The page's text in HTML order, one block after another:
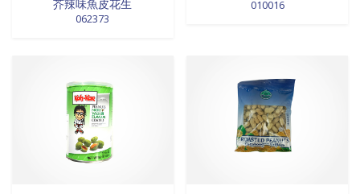
芥辣味魚皮花生
062373
010016